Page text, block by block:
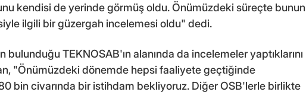
kendisi de yerinde görmüş oldu. Önümüzdeki süreçte bunun
ilgili bir güzergah incelemesi oldu" dedi.
bulunduğu TEKNOSAB'ın alanında da incelemeler yaptıklarını
"Önümüzdeki dönemde hepsi faaliyete geçtiğinde
bin civarında bir istihdam bekliyoruz. Diğer OSB'lerle birlikte